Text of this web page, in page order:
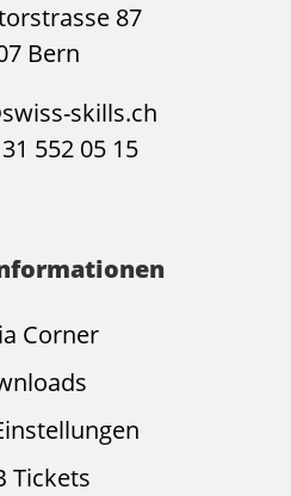
87
Bern
skills.ch
552 05 15
Corner
Tickets